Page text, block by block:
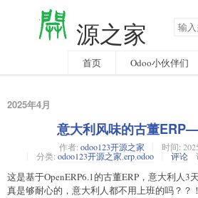
源之家 搜
索
字
首页 Odoo小伙伴们
2025年4月
意大利风味的古董
作者: odoo123开源之家 时间:
分类: odoo123开源之家 erpodoo 评论
这是基于OpenERP6.1的古董ERP，意大利人3
真是够耐心的，意大利人都不用上班的吗？？